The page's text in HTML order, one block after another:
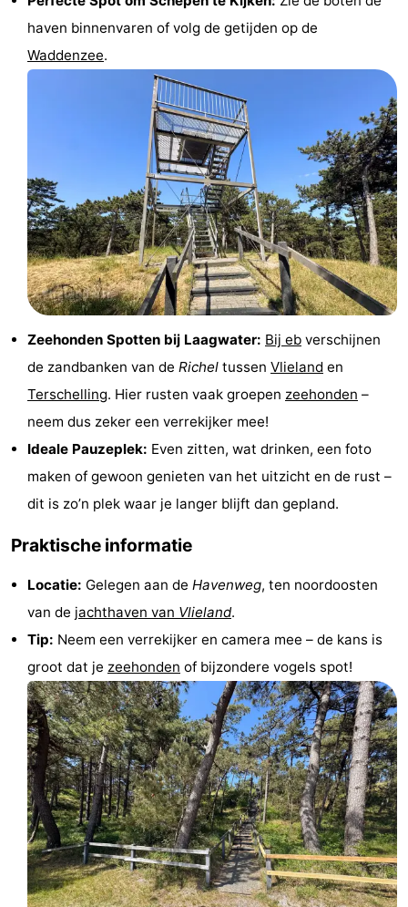
Deen
Eten
en
Zeehonden
Praktisch
Forum
Route
Boot
Waddenhoppen
Reisboekenwinkel
Nieuws
Medische
Leeuwarden
Waddeneilanden
Schiermonnikoog
Ameland
Terschelling
Texel
Weer
Contact
haven binnenvaren of volg de getijden op de
Waddenzee.
Zeehonden Spotten bij Laagwater: Bij eb verschijnen
de zandbanken van de Richel tussen Vlieland en
Terschelling. Hier rusten vaak groepen zeehonden –
neem dus zeker een verrekijker mee!
Ideale Pauzeplek: Even zitten, wat drinken, een foto
maken of gewoon genieten van het uitzicht en de rust –
dit is zo’n plek waar je langer blijft dan gepland.
Praktische informatie
Locatie: Gelegen aan de Havenweg, ten noordoosten
van de jachthaven van Vlieland.
Tip: Neem een verrekijker en camera mee – de kans is
groot dat je zeehonden of bijzondere vogels spot!